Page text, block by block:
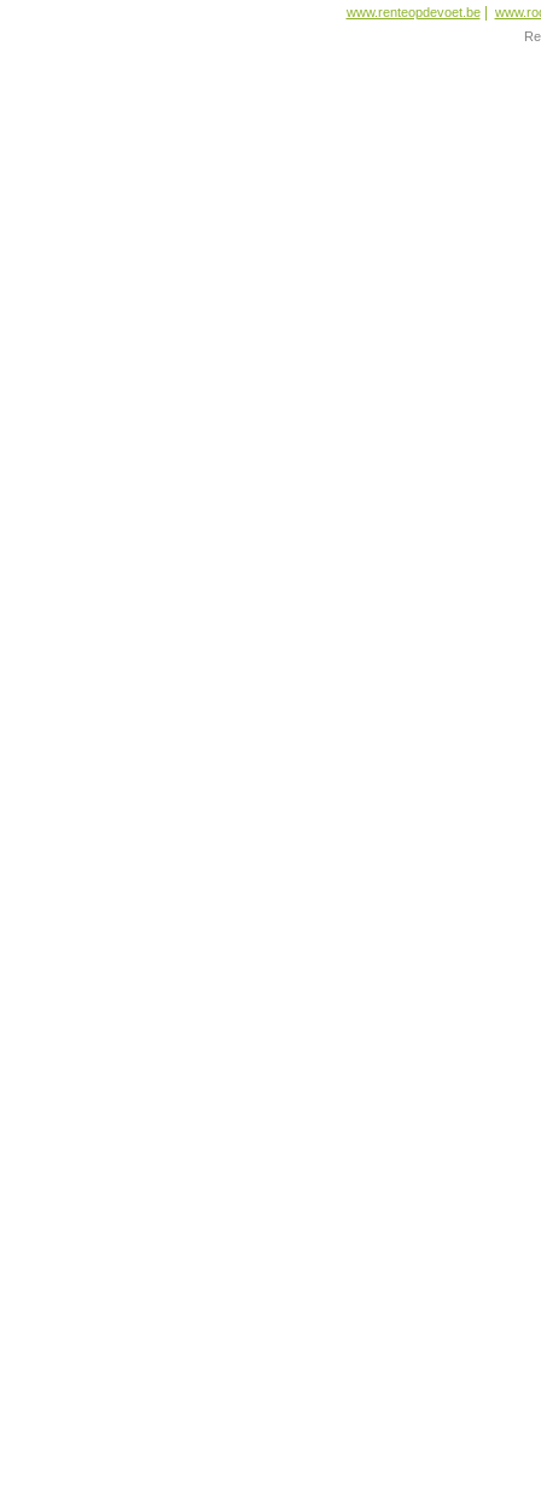
www.renteopdevoet.be|